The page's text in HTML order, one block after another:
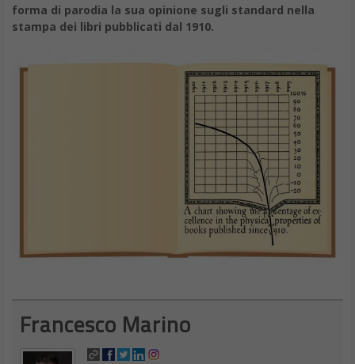
forma di parodia la sua opinione sugli standard nella
stampa dei libri pubblicati dal 1910.
Francesco Marino